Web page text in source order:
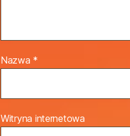
Nazwa *
Witryna internetowa